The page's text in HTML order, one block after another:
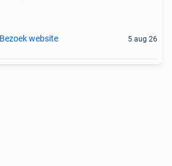
Bezoek website 5 aug 26